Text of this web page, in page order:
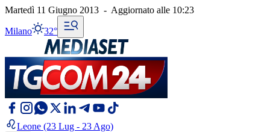
Martedì 11 Giugno 2013 - Aggiornato alle 10:23
Milano 32°
Leone (23 Lug - 23 Ago)